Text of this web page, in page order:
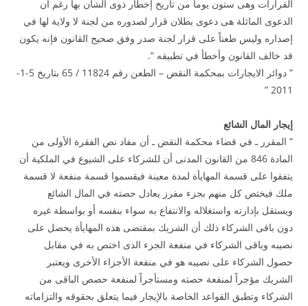
القرارات وهى ستون يوماً من تاريخ إخطار ذوى الشأن بها رغم أن
الدعوى الماثلة هى دعوى بطلان قرار لصدوره من لجنة لا ولاية لها في
إصداره وليس طعناً على قرار لجنة صدر وفق صحيح القانون فإنه يكون
قد خالف القانون وأخطأ في تطبيقه “.
” دوائر الايجارات بمحكمة النقض – الطعن رقم 11824 / 65 بتاريخ 5-1-
2011 ”
إيجار المال الشائع
” المقرر ـ في قضاء محكمة النقض ـ أن مفاد نص الفقرة الأولى من
المادة 846 من القانون المدنى أن للشركاء على الشيوع في الملكية أن
يتفقوا على قسمة المهايأة لمدة معينة فيقسموا قسمة منفعة لا قسمة
ملك فيختص كل منهم بجزء مفرز يعادل حصته في المال الشائع
ويستقل بإدارته واستغلاله والانتفاع به سواء بنفسه أو بواسطة غيره
دون باقى الشركاء ذلك أن الشريك بمقتضى هذه المهايأة يحصل على
نصيبه وباقى الشركاء في منفعة الجزء الذى اختص به في مقابل
حصول الشركاء على نصيبه هو في منفعة الأجزاء الأخرى ويعتبر
الشريك مؤجراً لمنفعة حصته ومستأجراً لمنفعة حصص الباقى من
الشركاء وتطبق القواعد الخاصة بالإيجار فيما يتعلق بحقوقه والتزاماته